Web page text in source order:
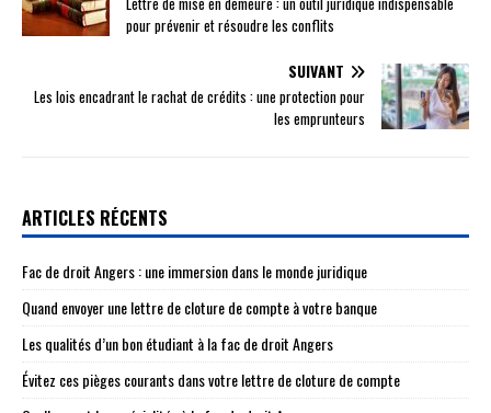
pour prévenir et résoudre les conflits
SUIVANT
Les lois encadrant le rachat de crédits : une protection pour
les emprunteurs
ARTICLES RÉCENTS
Fac de droit Angers : une immersion dans le monde juridique
Quand envoyer une lettre de cloture de compte à votre banque
Les qualités d’un bon étudiant à la fac de droit Angers
Évitez ces pièges courants dans votre lettre de cloture de compte